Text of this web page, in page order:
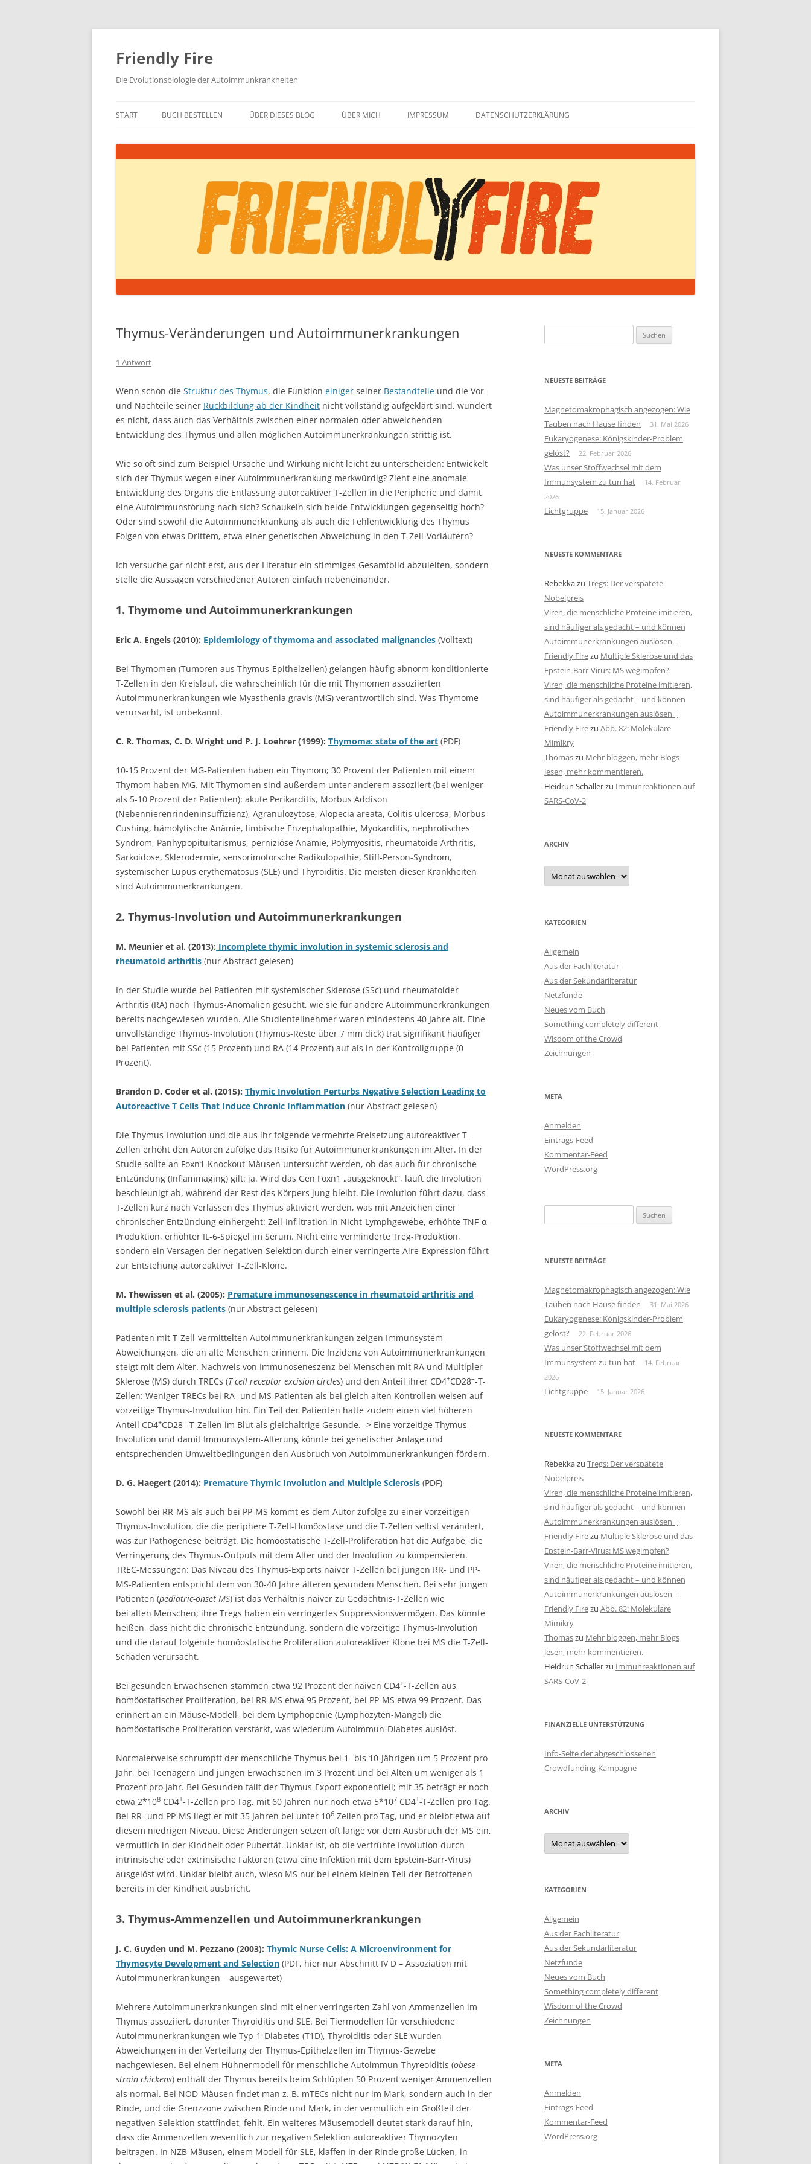
Zum
springen
Friendly Fire
Die Evolutionsbiologie der Autoimmunkrankheiten
START BUCH BESTELLEN ÜBER DIESES BLOG ÜBER MICH IMPRESSUM DATENSCHUTZERKLÄRUNG
Thymus-Veränderungen und Autoimmunerkrankungen
1 Antwort
Wenn schon die Struktur des Thymus, die Funktion einiger seiner Bestandteile und die Vor-
und Nachteile seiner Rückbildung ab der Kindheit nicht vollständig aufgeklärt sind, wundert
es nicht, dass auch das Verhältnis zwischen einer normalen oder abweichenden
Entwicklung des Thymus und allen möglichen Autoimmunerkrankungen strittig ist.
Wie so oft sind zum Beispiel Ursache und Wirkung nicht leicht zu unterscheiden: Entwickelt
sich der Thymus wegen einer Autoimmunerkrankung merkwürdig? Zieht eine anomale
Entwicklung des Organs die Entlassung autoreaktiver T-Zellen in die Peripherie und damit
eine Autoimmunstörung nach sich? Schaukeln sich beide Entwicklungen gegenseitig hoch?
Oder sind sowohl die Autoimmunerkrankung als auch die Fehlentwicklung des Thymus
Folgen von etwas Drittem, etwa einer genetischen Abweichung in den T-Zell-Vorläufern?
Ich versuche gar nicht erst, aus der Literatur ein stimmiges Gesamtbild abzuleiten, sondern
stelle die Aussagen verschiedener Autoren einfach nebeneinander.
1. Thymome und Autoimmunerkrankungen
Eric A. Engels (2010): Epidemiology of thymoma and associated malignancies (Volltext)
Bei Thymomen (Tumoren aus Thymus-Epithelzellen) gelangen häufig abnorm konditionierte
T-Zellen in den Kreislauf, die wahrscheinlich für die mit Thymomen assoziierten
Autoimmunerkrankungen wie Myasthenia gravis (MG) verantwortlich sind. Was Thymome
verursacht, ist unbekannt.
C. R. Thomas, C. D. Wright und P. J. Loehrer (1999): Thymoma: state of the art (PDF)
10-15 Prozent der MG-Patienten haben ein Thymom; 30 Prozent der Patienten mit einem
Thymom haben MG. Mit Thymomen sind außerdem unter anderem assoziiert (bei weniger
als 5-10 Prozent der Patienten): akute Perikarditis, Morbus Addison
(Nebennierenrindeninsuffizienz), Agranulozytose, Alopecia areata, Colitis ulcerosa, Morbus
Cushing, hämolytische Anämie, limbische Enzephalopathie, Myokarditis, nephrotisches
Syndrom, Panhypopituitarismus, perniziöse Anämie, Polymyositis, rheumatoide Arthritis,
Sarkoidose, Sklerodermie, sensorimotorsche Radikulopathie, Stiff-Person-Syndrom,
systemischer Lupus erythematosus (SLE) und Thyroiditis. Die meisten dieser Krankheiten
sind Autoimmunerkrankungen.
2. Thymus-Involution und Autoimmunerkrankungen
M. Meunier et al. (2013): Incomplete thymic involution in systemic sclerosis and
rheumatoid arthritis (nur Abstract gelesen)
In der Studie wurde bei Patienten mit systemischer Sklerose (SSc) und rheumatoider
Arthritis (RA) nach Thymus-Anomalien gesucht, wie sie für andere Autoimmunerkrankungen
bereits nachgewiesen wurden. Alle Studienteilnehmer waren mindestens 40 Jahre alt. Eine
unvollständige Thymus-Involution (Thymus-Reste über 7 mm dick) trat signifikant häufiger
bei Patienten mit SSc (15 Prozent) und RA (14 Prozent) auf als in der Kontrollgruppe (0
Prozent).
Brandon D. Coder et al. (2015): Thymic Involution Perturbs Negative Selection Leading to
Autoreactive T Cells That Induce Chronic Inflammation (nur Abstract gelesen)
Die Thymus-Involution und die aus ihr folgende vermehrte Freisetzung autoreaktiver T-
Zellen erhöht den Autoren zufolge das Risiko für Autoimmunerkrankungen im Alter. In der
Studie sollte an Foxn1-Knockout-Mäusen untersucht werden, ob das auch für chronische
Entzündung (Inflammaging) gilt: ja. Wird das Gen Foxn1 „ausgeknockt“, läuft die Involution
beschleunigt ab, während der Rest des Körpers jung bleibt. Die Involution führt dazu, dass
T-Zellen kurz nach Verlassen des Thymus aktiviert werden, was mit Anzeichen einer
chronischer Entzündung einhergeht: Zell-Infiltration in Nicht-Lymphgewebe, erhöhte TNF-α-
Produktion, erhöhter IL-6-Spiegel im Serum. Nicht eine verminderte Treg-Produktion,
sondern ein Versagen der negativen Selektion durch einer verringerte Aire-Expression führt
zur Entstehung autoreaktiver T-Zell-Klone.
M. Thewissen et al. (2005): Premature immunosenescence in rheumatoid arthritis and
multiple sclerosis patients (nur Abstract gelesen)
Patienten mit T-Zell-vermittelten Autoimmunerkrankungen zeigen Immunsystem-
Abweichungen, die an alte Menschen erinnern. Die Inzidenz von Autoimmunerkrankungen
steigt mit dem Alter. Nachweis von Immunoseneszenz bei Menschen mit RA und Multipler
Sklerose (MS) durch TRECs (T cell receptor excision circles) und den Anteil ihrer CD4+CD28–-T-
Zellen: Weniger TRECs bei RA- und MS-Patienten als bei gleich alten Kontrollen weisen auf
vorzeitige Thymus-Involution hin. Ein Teil der Patienten hatte zudem einen viel höheren
Anteil CD4+CD28–-T-Zellen im Blut als gleichaltrige Gesunde. -> Eine vorzeitige Thymus-
Involution und damit Immunsystem-Alterung könnte bei genetischer Anlage und
entsprechenden Umweltbedingungen den Ausbruch von Autoimmunerkrankungen fördern.
D. G. Haegert (2014): Premature Thymic Involution and Multiple Sclerosis (PDF)
Sowohl bei RR-MS als auch bei PP-MS kommt es dem Autor zufolge zu einer vorzeitigen
Thymus-Involution, die die periphere T-Zell-Homöostase und die T-Zellen selbst verändert,
was zur Pathogenese beiträgt. Die homöostatische T-Zell-Proliferation hat die Aufgabe, die
Verringerung des Thymus-Outputs mit dem Alter und der Involution zu kompensieren.
TREC-Messungen: Das Niveau des Thymus-Exports naiver T-Zellen bei jungen RR- und PP-
MS-Patienten entspricht dem von 30-40 Jahre älteren gesunden Menschen. Bei sehr jungen
Patienten (pediatric-onset MS) ist das Verhältnis naiver zu Gedächtnis-T-Zellen wie
bei alten Menschen; ihre Tregs haben ein verringertes Suppressionsvermögen. Das könnte
heißen, dass nicht die chronische Entzündung, sondern die vorzeitige Thymus-Involution
und die darauf folgende homöostatische Proliferation autoreaktiver Klone bei MS die T-Zell-
Schäden verursacht.
Bei gesunden Erwachsenen stammen etwa 92 Prozent der naiven CD4+-T-Zellen aus
homöostatischer Proliferation, bei RR-MS etwa 95 Prozent, bei PP-MS etwa 99 Prozent. Das
erinnert an ein Mäuse-Modell, bei dem Lymphopenie (Lymphozyten-Mangel) die
homöostatische Proliferation verstärkt, was wiederum Autoimmun-Diabetes auslöst.
Normalerweise schrumpft der menschliche Thymus bei 1- bis 10-Jährigen um 5 Prozent pro
Jahr, bei Teenagern und jungen Erwachsenen im 3 Prozent und bei Alten um weniger als 1
Prozent pro Jahr. Bei Gesunden fällt der Thymus-Export exponentiell; mit 35 beträgt er noch
etwa 2*108 CD4+-T-Zellen pro Tag, mit 60 Jahren nur noch etwa 5*107 CD4+-T-Zellen pro Tag.
Bei RR- und PP-MS liegt er mit 35 Jahren bei unter 106 Zellen pro Tag, und er bleibt etwa auf
diesem niedrigen Niveau. Diese Änderungen setzen oft lange vor dem Ausbruch der MS ein,
vermutlich in der Kindheit oder Pubertät. Unklar ist, ob die verfrühte Involution durch
intrinsische oder extrinsische Faktoren (etwa eine Infektion mit dem Epstein-Barr-Virus)
ausgelöst wird. Unklar bleibt auch, wieso MS nur bei einem kleinen Teil der Betroffenen
bereits in der Kindheit ausbricht.
3. Thymus-Ammenzellen und Autoimmunerkrankungen
J. C. Guyden und M. Pezzano (2003): Thymic Nurse Cells: A Microenvironment for
Thymocyte Development and Selection (PDF, hier nur Abschnitt IV D – Assoziation mit
Autoimmunerkrankungen – ausgewertet)
Mehrere Autoimmunerkrankungen sind mit einer verringerten Zahl von Ammenzellen im
Thymus assoziiert, darunter Thyroiditis und SLE. Bei Tiermodellen für verschiedene
Autoimmunerkrankungen wie Typ-1-Diabetes (T1D), Thyroiditis oder SLE wurden
Abweichungen in der Verteilung der Thymus-Epithelzellen im Thymus-Gewebe
nachgewiesen. Bei einem Hühnermodell für menschliche Autoimmun-Thyreoiditis (obese
strain chickens) enthält der Thymus bereits beim Schlüpfen 50 Prozent weniger Ammenzellen
als normal. Bei NOD-Mäusen findet man z. B. mTECs nicht nur im Mark, sondern auch in der
Rinde, und die Grenzzone zwischen Rinde und Mark, in der vermutlich ein Großteil der
negativen Selektion stattfindet, fehlt. Ein weiteres Mäusemodell deutet stark darauf hin,
dass die Ammenzellen wesentlich zur negativen Selektion autoreaktiver Thymozyten
beitragen. In NZB-Mäusen, einem Modell für SLE, klaffen in der Rinde große Lücken, in
nach:
NEUESTE BEITRÄGE
Magnetomakrophagisch angezogen: Wie
Tauben nach Hause finden
31. Mai 2026
Eukaryogenese: Königskinder-Problem
gelöst?
22. Februar 2026
Was unser Stoffwechsel mit dem
Immunsystem zu tun hat
14. Februar
2026
Lichtgruppe 15. Januar 2026
NEUESTE KOMMENTARE
Rebekkazu Tregs: Der verspätete
Nobelpreis
Viren, die menschliche Proteine imitieren,
sind häufiger als gedacht – und können
Autoimmunerkrankungen auslösen |
Friendly Firezu Multiple Sklerose und das
Epstein-Barr-Virus: MS wegimpfen?
Viren, die menschliche Proteine imitieren,
sind häufiger als gedacht – und können
Autoimmunerkrankungen auslösen |
Friendly Firezu Abb. 82: Molekulare
Mimikry
Thomaszu Mehr bloggen, mehr Blogs
lesen, mehr kommentieren.
Heidrun Schallerzu Immunreaktionen auf
SARS-CoV-2
ARCHIV
Archiv
KATEGORIEN
Allgemein
Aus der Fachliteratur
Aus der Sekundärliteratur
Netzfunde
Neues vom Buch
Something completely different
Wisdom of the Crowd
Zeichnungen
META
Anmelden
Eintrags-Feed
Kommentar-Feed
WordPress.org
nach:
NEUESTE BEITRÄGE
Magnetomakrophagisch angezogen: Wie
Tauben nach Hause finden
31. Mai 2026
Eukaryogenese: Königskinder-Problem
gelöst?
22. Februar 2026
Was unser Stoffwechsel mit dem
Immunsystem zu tun hat
14. Februar
2026
Lichtgruppe 15. Januar 2026
NEUESTE KOMMENTARE
Rebekkazu Tregs: Der verspätete
Nobelpreis
Viren, die menschliche Proteine imitieren,
sind häufiger als gedacht – und können
Autoimmunerkrankungen auslösen |
Friendly Firezu Multiple Sklerose und das
Epstein-Barr-Virus: MS wegimpfen?
Viren, die menschliche Proteine imitieren,
sind häufiger als gedacht – und können
Autoimmunerkrankungen auslösen |
Friendly Firezu Abb. 82: Molekulare
Mimikry
Thomaszu Mehr bloggen, mehr Blogs
lesen, mehr kommentieren.
Heidrun Schallerzu Immunreaktionen auf
SARS-CoV-2
FINANZIELLE UNTERSTÜTZUNG
Info-Seite der abgeschlossenen
Crowdfunding-Kampagne
ARCHIV
Archiv
KATEGORIEN
Allgemein
Aus der Fachliteratur
Aus der Sekundärliteratur
Netzfunde
Neues vom Buch
Something completely different
Wisdom of the Crowd
Zeichnungen
META
Anmelden
Eintrags-Feed
Kommentar-Feed
WordPress.org